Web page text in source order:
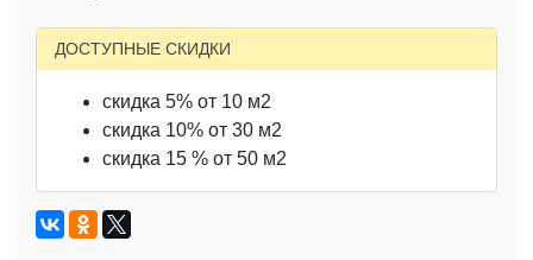
ДОСТУПНЫЕ СКИДКИ
скидка 5% от 10 м2
скидка 10% от 30 м2
скидка 15 % от 50 м2